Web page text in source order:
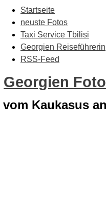
Startseite
neuste Fotos
Taxi Service Tbilisi
Georgien Reiseführerin
RSS-Feed
Georgien
vom Kaukasus